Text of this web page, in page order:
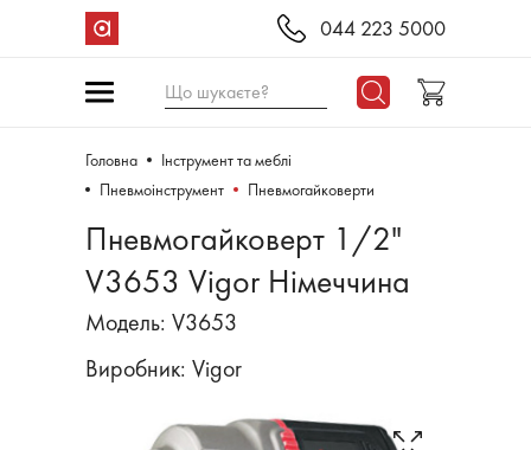
044 223 5000
Що шукаєте?
Головна
Інструмент та меблі
Пневмоінструмент
Пневмогайковерти
Пневмогайковерт 1/2"
V3653 Vigor Німеччина
Модель: V3653
Виробник: Vigor